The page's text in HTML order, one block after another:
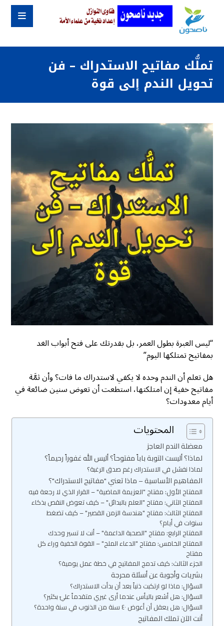
تملُّك مفاتيح الاستدراك – فن
تحويل الندم إلى قوة
“ليس العبرة بطول العمر، بل بقدرتك على فتح أبواب الغد
بمفاتيح تمتلكها اليوم”
هل تعلم أن الندم وحده لا يكفي لاستدراك ما فات؟ وأن ثمَّة
مفاتيح خفية إن امتلكتها، استطعت أن تعوض سنين ضائعة في
أيام معدودات؟
المحتويات
معضلة الندم العاجز
لماذا؟ أليست التوبة باباً مفتوحاً؟ أليس الله غفوراً رحيماً؟
لماذا نفشل في الاستدراك رغم صدق الرغبة؟
المفاهيم الأساسية – ماذا تعني "مفاتيح الاستدراك"؟
المفتاح الأول: مفتاح "العزيمة الماضية" – القرار الذي لا رجعة فيه
المفتاح الثاني: مفتاح "العلم بالبدائل" – كيف تعوض النقص بذكاء
المفتاح الثالث: مفتاح "هندسة الزمن القصير" – كيف تضغط
سنوات في أيام؟
المفتاح الرابع: مفتاح "الصحبة الداعمة" – أنت لا تسير وحدك
المفتاح الخامس: مفتاح "الدعاء الملح" – القوة الخفية وراء كل
مفتاح
الجزء الثالث: كيف تدمج المفاتيح في خطة عمل يومية؟
بشريات وأجوبة عن أسئلة محرجة
السؤال: ماذا لو ارتكبت ذنباً بعد أن بدأت الاستدراك؟
السؤال: هل أشعر باليأس عندما أرى غيري متقدماً عليّ بكثير؟
السؤال: هل يعقل أن أعوض ٤٠ سنة من الذنوب في سنة واحدة؟
أنت الآن تملك المفاتيح